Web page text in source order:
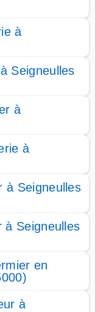
à
Seigneulles
à
à
à Seigneulles
à Seigneulles
en
à